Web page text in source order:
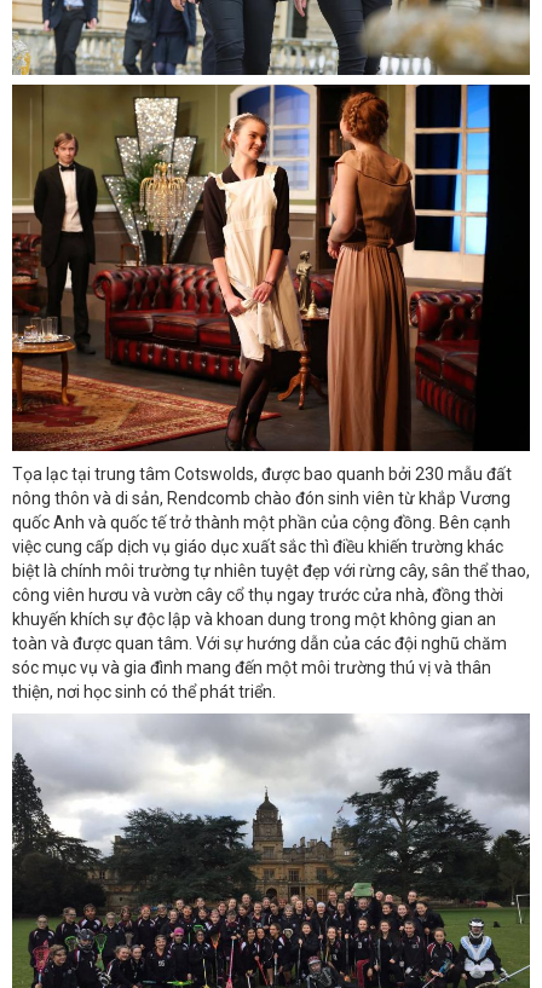
Tọa lạc tại trung tâm Cotswolds, được bao quanh bởi 230 mẫu đất
nông thôn và di sản, Rendcomb chào đón sinh viên từ khắp Vương
quốc Anh và quốc tế trở thành một phần của cộng đồng. Bên cạnh
việc cung cấp dịch vụ giáo dục xuất sắc thì điều khiến trường khác
biệt là chính môi trường tự nhiên tuyệt đẹp với rừng cây, sân thể thao,
công viên hươu và vườn cây cổ thụ ngay trước cửa nhà, đồng thời
khuyến khích sự độc lập và khoan dung trong một không gian an
toàn và được quan tâm. Với sự hướng dẫn của các đội nghũ chăm
sóc mục vụ và gia đình mang đến một môi trường thú vị và thân
thiện, nơi học sinh có thể phát triển.